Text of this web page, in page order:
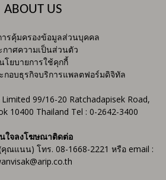
ABOUT US
รคุ้มครองข้อมูลส่วนบุคคล
กาศความเป็นส่วนตัว
โยบายการใช้คุกกี้
กอบธุรกิจบริการแพลตฟอร์มดิจิทัล
99/16-20 Ratchadapisek Road,
10400 Thailand Tel : 0-2642-3400
ใจลงโฆษณาติดต่อ
แนน) โทร. 08-1668-2221 หรือ email :